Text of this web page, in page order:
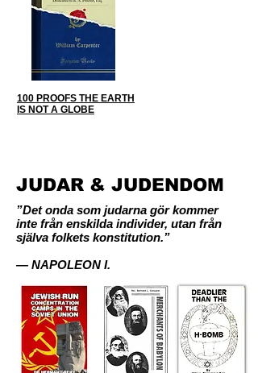
100 PROOFS THE EARTH
IS NOT A GLOBE
JUDAR & JUDENDOM
”Det onda som judarna gör kommer
inte från enskilda individer, utan från
själva folkets konstitution.”
— NAPOLEON I.